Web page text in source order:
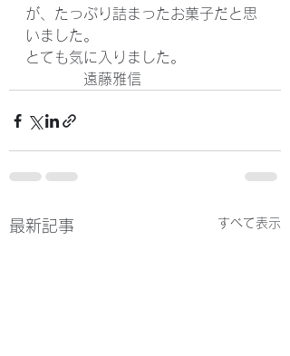
が、たっぷり詰まったお菓子だと思
いました。
とても気に入りました。
遠藤雅信
最新記事 すべて表示